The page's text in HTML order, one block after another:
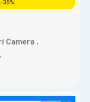
35%
Camera .